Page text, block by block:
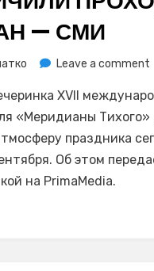
— СМИ
Leave a comment
XVII
«Меридианы Тихого»
праздника
Об этом
на PrimaMedia.